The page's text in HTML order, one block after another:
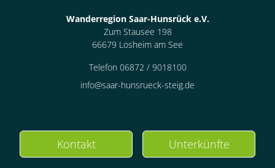
Wanderregion Saar-Hunsrück e.V.
Zum Stausee 198
66679 Losheim am See
Telefon 06872 / 9018100
info@saar-hunsrueck-steig.de
Kontakt Unterkünfte